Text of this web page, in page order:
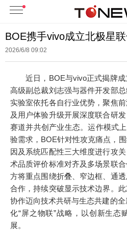
BOE携手vivo成立北极星
2026/6/8 09:02
近日，BOE与vivo正式揭牌
高级副总裁刘志强与器件开发部
实验室依托各自行业优势，聚焦
及用户体验升级开展深度联合研
赛道并共创产业生态。运作模式
验需求，BOE针对性攻克痛点，
因及系统匹配性三大维度进行攻
术品质评价标准对齐及多场景联
方将重点围绕折叠、窄边框、通
合作，持续突破显示技术边界。
协作迈向技术共研与生态共建的
化“屏之物联”战略，以创新生态
展。